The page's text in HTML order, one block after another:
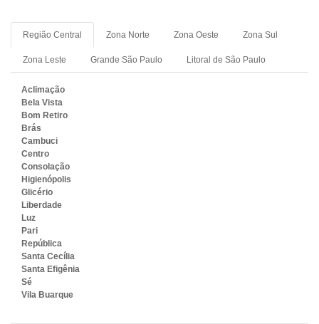
Região Central Zona Norte Zona Oeste Zona Sul
Zona Leste Grande São Paulo Litoral de São Paulo
Aclimação
Bela Vista
Bom Retiro
Brás
Cambuci
Centro
Consolação
Higienópolis
Glicério
Liberdade
Luz
Pari
República
Santa Cecília
Santa Efigênia
Sé
Vila Buarque